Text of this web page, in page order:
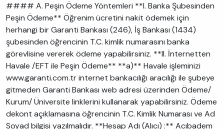
#### A. Peşin Ödeme Yöntemleri **I. Banka Şubesinden
Peşin Ödeme** Öğrenim ücretini nakit ödemek için
herhangi bir Garanti Bankası (246), İş Bankası (1434)
şubesinden öğrencinin T.C. kimlik numarasını banka
görevlisine vererek ödeme yapabilirsiniz. **II. İnternetten
Havale /EFT ile Peşin Ödeme** **a)** Havale işleminizi
www.garanti.com.tr internet bankacılığı aracılığı ile şubeye
gitmeden Garanti Bankası web adresi üzerinden Ödeme/
Kurum/ Üniversite linklerini kullanarak yapabilirsiniz. Ödeme
dekont açıklamasına öğrencinin T.C. Kimlik Numarası ve Ad
Soyad bilgisi yazılmalıdır. **Hesap Adı (Alıcı) :** Acıbadem